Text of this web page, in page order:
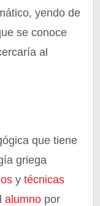
yendo de
se conoce
al
que tiene
griega
ytécnicas
alumno por